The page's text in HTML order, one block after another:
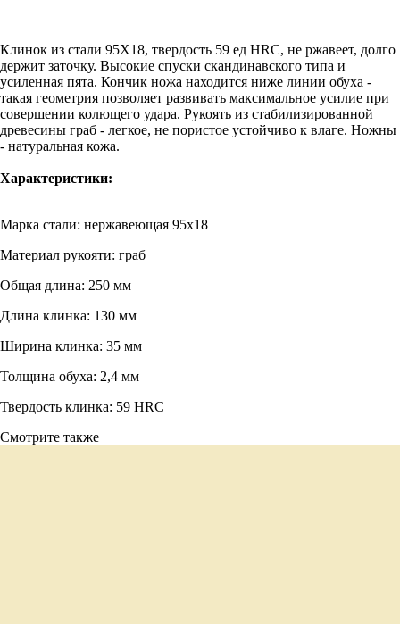
Клинок из стали 95Х18, твердость 59 ед HRC, не ржавеет, долго
держит заточку. Высокие спуски скандинавского типа и
усиленная пята. Кончик ножа находится ниже линии обуха -
такая геометрия позволяет развивать максимальное усилие при
совершении колющего удара. Рукоять из стабилизированной
древесины граб - легкое, не пористое устойчиво к влаге. Ножны
- натуральная кожа.
Характеристики:
Марка стали: нержавеющая 95х18
Материал рукояти: граб
Общая длина: 250 мм
Длина клинка: 130 мм
Ширина клинка: 35 мм
Толщина обуха: 2,4 мм
Твердость клинка: 59 HRC
Смотрите также